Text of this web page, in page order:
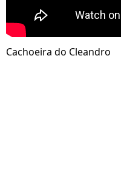
Cachoeira do Cleandro